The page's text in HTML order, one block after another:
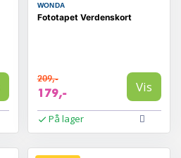
WONDA
Fototapet Verdenskort
209,-
179,- Vis
På lager